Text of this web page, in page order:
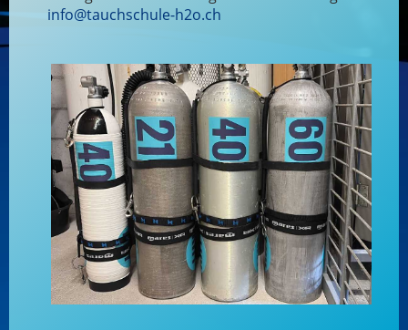
info@tauchschule-h2o.ch